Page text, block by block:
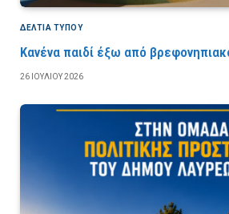
ΔΕΛΤΙΑ ΤΥΠΟΥ
Κανένα παιδί έξω από
26 ΙΟΥΛΊΟΥ 2026